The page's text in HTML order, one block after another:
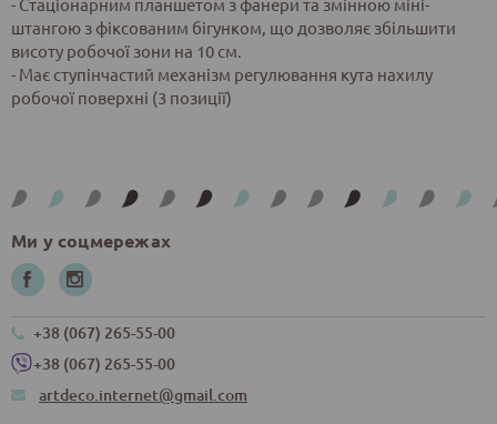
штангою з фіксованим бігунком, що дозволяє збільшити
висоту робочої зони на 10 см.
- Має ступінчастий механізм регулювання кута нахилу
робочої поверхні (3 позиції)
Ми у соцмережах
+38 (067) 265-55-00
+38 (067) 265-55-00
artdeco.internet@gmail.com